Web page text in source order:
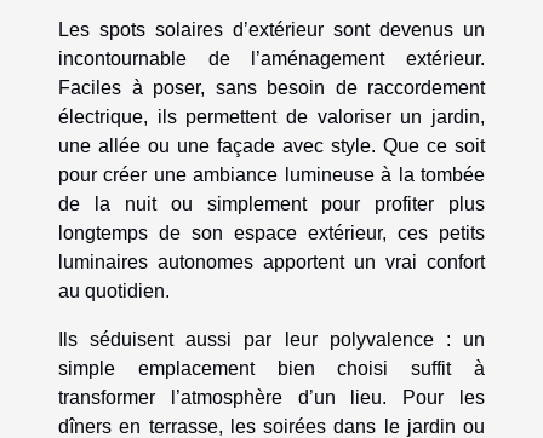
Les spots solaires d’extérieur sont devenus un
incontournable de l’aménagement extérieur.
Faciles à poser, sans besoin de raccordement
électrique, ils permettent de valoriser un jardin,
une allée ou une façade avec style. Que ce soit
pour créer une ambiance lumineuse à la tombée
de la nuit ou simplement pour profiter plus
longtemps de son espace extérieur, ces petits
luminaires autonomes apportent un vrai confort
au quotidien.
Ils séduisent aussi par leur polyvalence : un
simple emplacement bien choisi suffit à
transformer l’atmosphère d’un lieu. Pour les
dîners en terrasse, les soirées dans le jardin ou